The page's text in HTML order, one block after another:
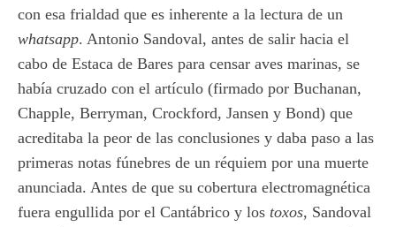
con esa frialdad que es inherente a la lectura de un
whatsapp. Antonio Sandoval, antes de salir hacia el
cabo de Estaca de Bares para censar aves marinas, se
había cruzado con el artículo (firmado por Buchanan,
Chapple, Berryman, Crockford, Jansen y Bond) que
acreditaba la peor de las conclusiones y daba paso a las
primeras notas fúnebres de un réquiem por una muerte
anunciada. Antes de que su cobertura electromagnética
fuera engullida por el Cantábrico y los toxos, Sandoval